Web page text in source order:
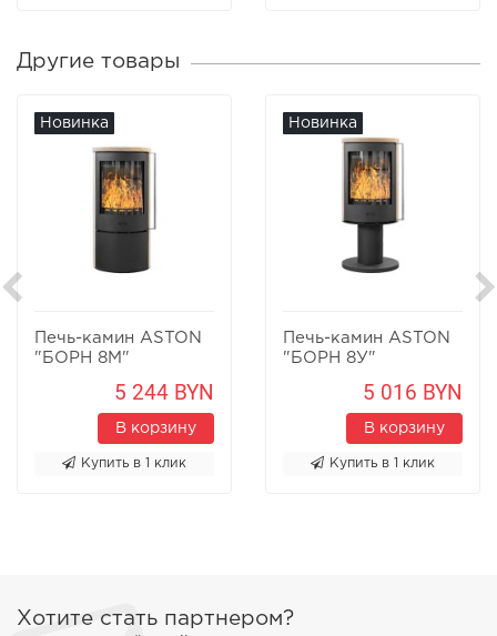
Другие товары
Новинка
Печь-камин ASTON
"БОРН 8М"
5 244 BYN
В корзину
Купить в 1 клик
Новинка
Печь-камин ASTON
"БОРН 8У"
5 016 BYN
В корзину
Купить в 1 клик
Хотите стать партнером?